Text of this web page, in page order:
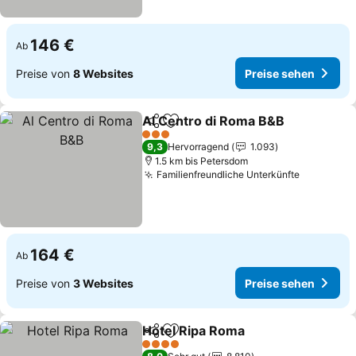
Ab 146 €
Preise von 8 Websites Preise sehen
TeilenZu Favoriten hinzufügen
Al Centro di Roma B&B
3 Sterne
9,3 Hervorragend
1.093
1.5 km bis Petersdom
Familienfreundliche Unterkünfte
Ab 164 €
Preise von 3 Websites Preise sehen
TeilenZu Favoriten hinzufügen
Hotel Ripa Roma
4 Sterne